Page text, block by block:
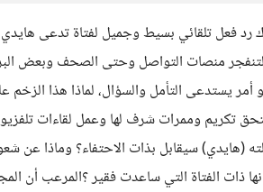
رد فعل تلقائي بسيط وجميل لفتاة تدعى
منصات التواصل وحتى الصحف وبعض
يستدعى التأمل والسؤال، لماذا هذا
تكريم وممرات شرف لها وعمل لقاءات
(هايدي) سيقابل بذات الاحتفاء؟ وماذا عن
ذات الفتاة التي ساعدت فقير ؟المرعب أن